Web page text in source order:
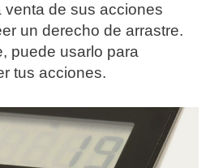
venta de sus acciones
un derecho de arrastre.
puede usarlo para
tus acciones.